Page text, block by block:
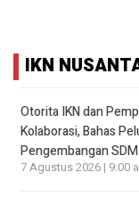
IKN
Otorita IKN dan
Kolaborasi, Bahas
Pengembangan SDM
7 Agustus 2026 | 9:00